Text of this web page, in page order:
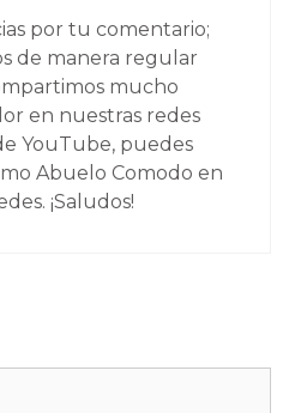
por tu comentario;
de manera regular
mucho
en nuestras redes
YouTube, puedes
Abuelo Comodo en
¡Saludos!